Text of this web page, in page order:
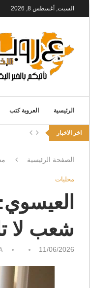
السبت, أغسطس 8, 2026
الرئيسية العروبة كتب
اخر الاخبار
الصفحة الرئيسية
محليات
شعب لا
11/06/2026